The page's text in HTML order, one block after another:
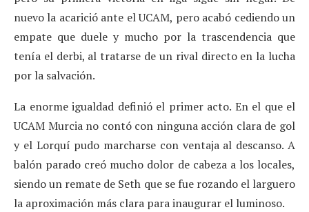
nuevo la acarició ante el UCAM, pero acabó cediendo un
empate que duele y mucho por la trascendencia que
tenía el derbi, al tratarse de un rival directo en la lucha
por la salvación.
La enorme igualdad definió el primer acto. En el que el
UCAM Murcia no contó con ninguna acción clara de gol
y el Lorquí pudo marcharse con ventaja al descanso. A
balón parado creó mucho dolor de cabeza a los locales,
siendo un remate de Seth que se fue rozando el larguero
la aproximación más clara para inaugurar el luminoso.